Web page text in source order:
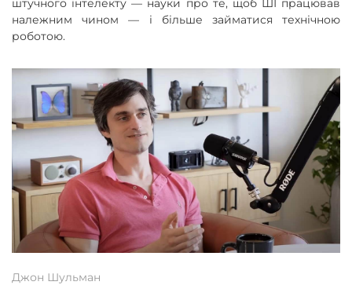
штучного інтелекту — науки про те, щоб ШІ працював
належним чином — і більше займатися технічною
роботою.
Джон Шульман